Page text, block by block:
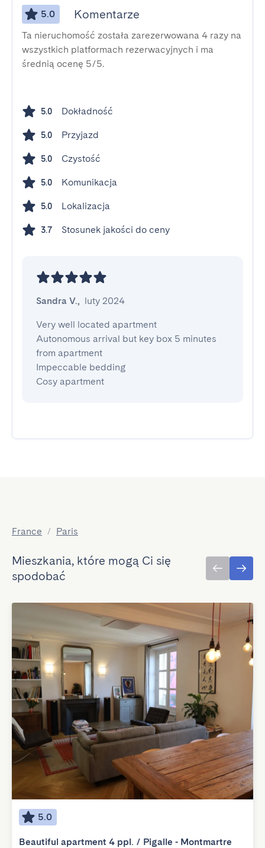
5.0 Komentarze
Ta nieruchomość została zarezerwowana 4 razy na
wszystkich platformach rezerwacyjnych i ma
średnią ocenę 5/5.
5.0 Dokładność
5.0 Przyjazd
5.0 Czystość
5.0 Komunikacja
5.0 Lokalizacja
3.7 Stosunek jakości do ceny
Sandra V., luty 2024
Very well located apartment
Autonomous arrival but key box 5 minutes
from apartment
Impeccable bedding
Cosy apartment
France / Paris
Mieszkania, które mogą Ci się
spodobać
5.0
Beautiful apartment 4 ppl. / Pigalle - Montmartre